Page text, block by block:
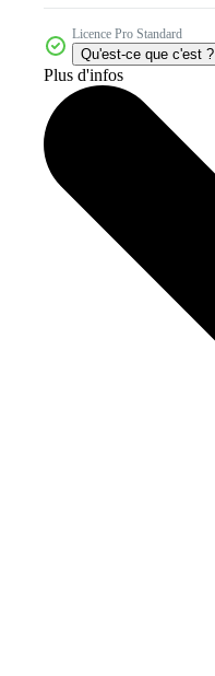
Licence Pro Standard
Qu'est-ce que c'est ?
Plus d'infos